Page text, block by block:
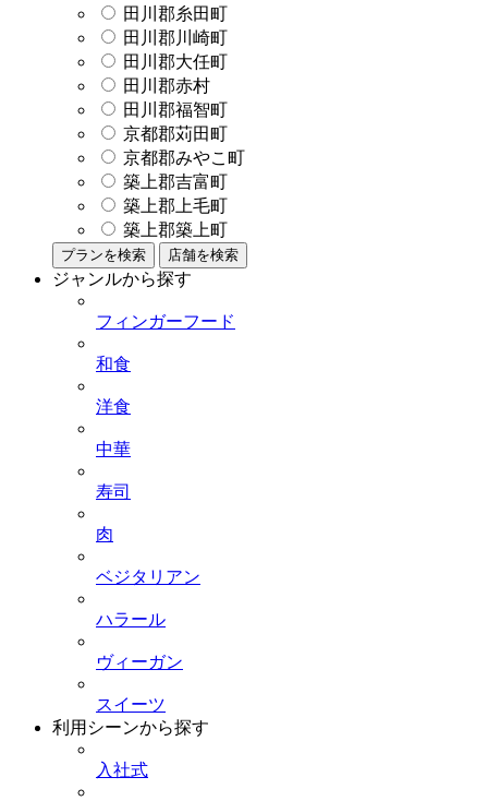
田川郡糸田町
田川郡川崎町
田川郡大任町
田川郡赤村
田川郡福智町
京都郡苅田町
京都郡みやこ町
築上郡吉富町
築上郡上毛町
築上郡築上町
プランを検索 店舗を検索
ジャンルから探す
フィンガーフード
和食
洋食
中華
寿司
肉
ベジタリアン
ハラール
ヴィーガン
スイーツ
利用シーンから探す
入社式